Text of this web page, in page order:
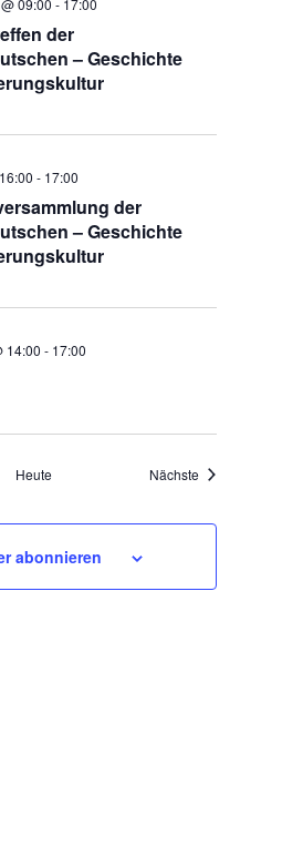
09:00 - 17:00
der
– Geschichte
- 17:00
der
– Geschichte
14:00 - 17:00
Heute Nächste
abonnieren